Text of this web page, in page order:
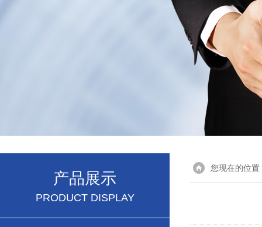
产品展示
PRODUCT DISPLAY
您现在的位置